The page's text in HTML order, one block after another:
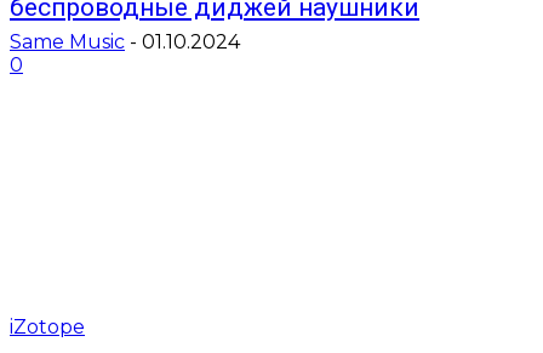
беспроводные диджей наушники
Same Music - 01.10.2024
0
iZotope